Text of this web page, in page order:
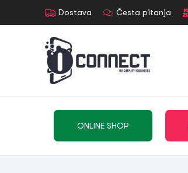
Dostava Česta pitanja
ONLINE SHOP